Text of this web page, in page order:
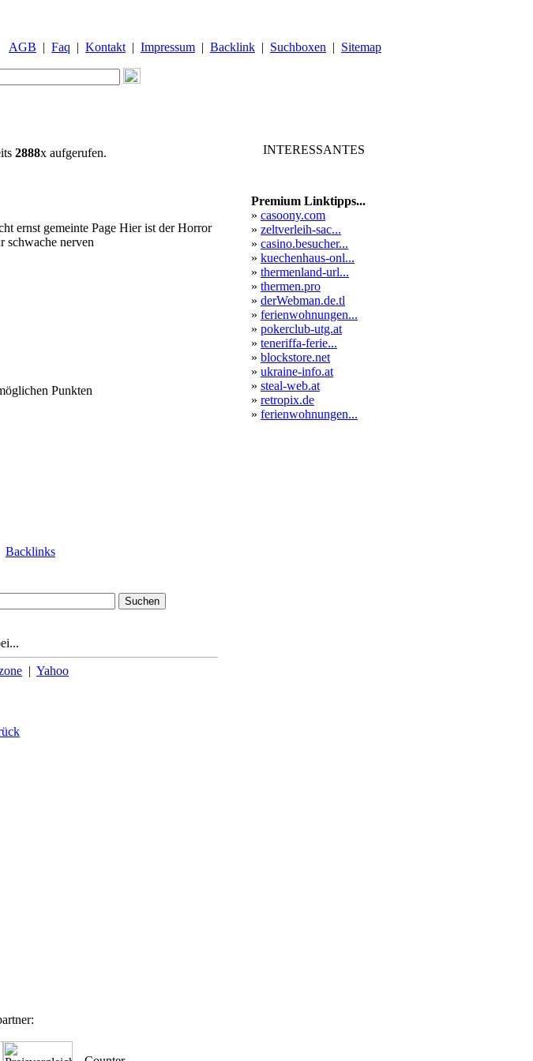
AGB | Faq | Kontakt | Impressum | Backlink | Suchboxen | Sitemap
2888x aufgerufen.
ernst gemeinte Page Hier ist der Horror
schwache nerven
Punkten
Backlinks
| Yahoo
INTERESSANTES
Premium Linktipps...
» casoony.com
» zeltverleih-sac...
» casino.besucher...
» kuechenhaus-onl...
» thermenland-url...
» thermen.pro
» derWebman.de.tl
» ferienwohnungen...
» pokerclub-utg.at
» teneriffa-ferie...
» blockstore.net
» ukraine-info.at
» steal-web.at
» retropix.de
» ferienwohnungen...